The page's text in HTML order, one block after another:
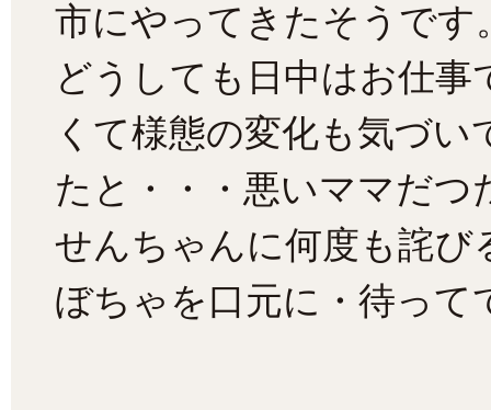
市にやってきたそうです
どうしても日中はお仕
くて様態の変化も気づ
たと・・・悪いママだつ
せんちゃんに何度も詫び
ぼちゃを口元に・待って